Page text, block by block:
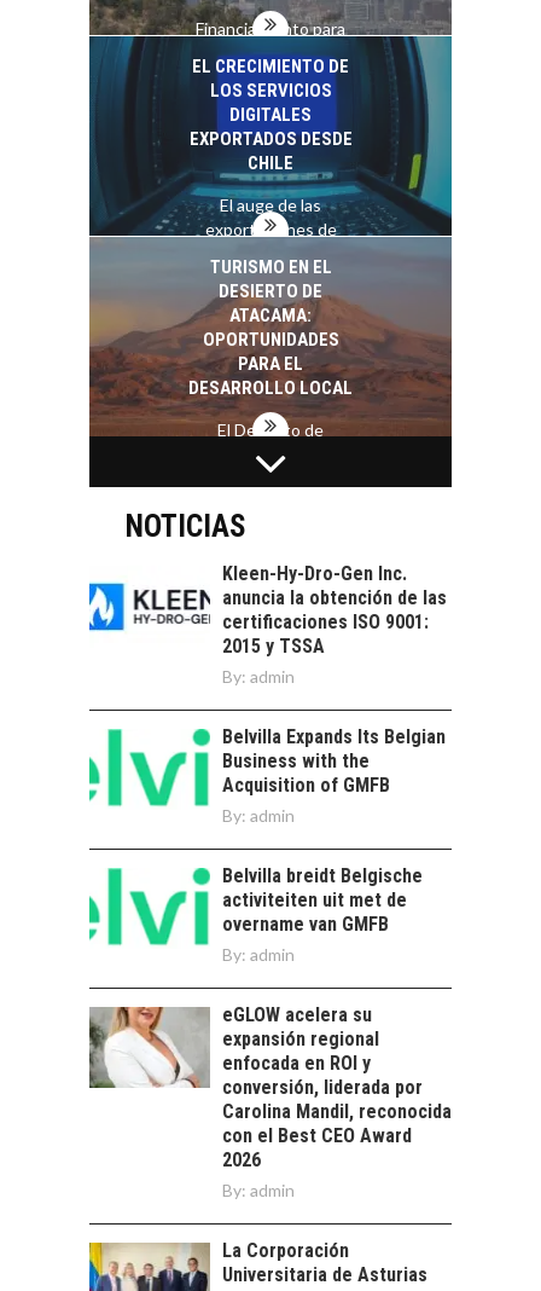
Financiamiento para
pymes en Chile:
alternativas que
trascienden el
crédito…
EL CRECIMIENTO DE
LOS SERVICIOS
DIGITALES
EXPORTADOS DESDE
CHILE
El auge de las
exportaciones de
Chile:…
TURISMO EN EL
DESIERTO DE
ATACAMA:
OPORTUNIDADES
PARA EL
DESARROLLO LOCAL
El Desierto de
Atacama: Motor
Estratégico para el
LA INDUSTRIA
MINERA CHILENA
FRENTE AL DESAFÍO
SOSTENIBILIDAD
Minería chilena: un
pilar estratégico ante
el reto ineludible de…
CAPITAL DE RIESGO
OPORTUNIDADES
PARA STARTUPS Y
NUEVOS NEGOCIOS
Capital de riesgo en
innovación para
startups…
LA
TRANSFORMACIÓN
DE LOS RECURSOS
HUMANOS EN LAS
EMPRESAS
CHILENAS
La transformación
estratégica de los
recursos humanos en
las empresas…
FINANCIAMIENTO
PARA PYMES EN
CHILE:
ALTERNATIVAS MÁS
ALLÁ DEL CRÉDITO
BANCARIO
pymes en Chile:
alternativas que
EL CRECIMIENTO DE
NOTICIAS
Kleen-Hy-Dro-Gen Inc.
anuncia la obtención de las
certificaciones ISO 9001:
2015 y TSSA
By: admin
Belvilla Expands Its Belgian
Business with the
Acquisition of GMFB
By: admin
Belvilla breidt Belgische
activiteiten uit met de
overname van GMFB
By: admin
eGLOW acelera su
expansión regional
enfocada en ROI y
conversión, liderada por
Carolina Mandil, reconocida
con el Best CEO Award
2026
By: admin
La Corporación
Universitaria de Asturias